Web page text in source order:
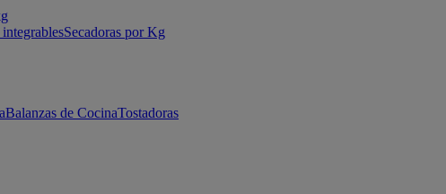
integrablesSecadoras por Kg
Balanzas de CocinaTostadoras